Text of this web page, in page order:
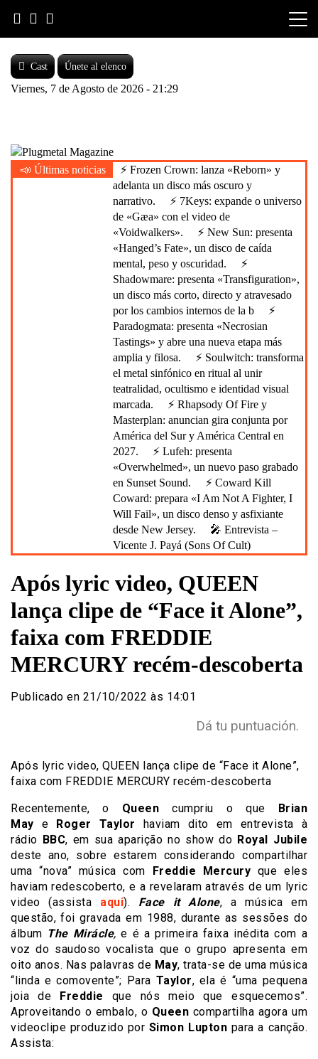
content
Cast Únete al elenco
Viernes, 7 de Agosto de 2026 - 21:29
Plugmetal Magazine
Heavy Metal is Life
📣 Últimas noticias
⚡ Frozen Crown: lanza «Reborn» y
adelanta un disco más oscuro y
narrativo.
⚡ 7Keys: expande o universo
de «Gæa» con el video de
«Voidwalkers».
⚡ New Sun: presenta
«Hanged’s Fate», un disco de caída
mental, peso y oscuridad.
⚡
Shadowmare: presenta «Transfiguration»,
un disco más corto, directo y atravesado
por los cambios internos de la b
⚡
Paradogmata: presenta «Necrosian
Tastings» y abre una nueva etapa más
amplia y filosa.
⚡ Soulwitch: transforma
el metal sinfónico en ritual al unir
teatralidad, ocultismo e identidad visual
marcada.
⚡ Rhapsody Of Fire y
Masterplan: anuncian gira conjunta por
América del Sur y América Central en
2027.
⚡ Lufeh: presenta
«Overwhelmed», un nuevo paso grabado
en Sunset Sound.
⚡ Coward Kill
Coward: prepara «I Am Not A Fighter, I
Will Fail», un disco denso y asfixiante
desde New Jersey.
🎤 Entrevista –
Vicente J. Payá (Sons Of Cult)
Após lyric video, QUEEN
lança clipe de “Face it Alone”,
faixa com FREDDIE
MERCURY recém-descoberta
Publicado en 21/10/2022 às 14:01
Dá tu puntuación.
Após lyric video, QUEEN lança clipe de “Face it Alone”,
faixa com FREDDIE MERCURY recém-descoberta
Recentemente, o Queencumpriu o que Brian
May e Roger Taylor haviam dito em entrevista à
rádio BBC, em sua aparição no show do Royal Jubile
deste ano, sobre estarem considerando compartilhar
uma “nova” música com Freddie Mercury que eles
haviam redescoberto, e a revelaram através de um lyric
video (assista aqui). Face it Alone, a música em
questão, foi gravada em 1988, durante as sessões do
álbum The Mirácle,e é a primeira faixa inédita com a
voz do saudoso vocalista que o grupo apresenta em
oito anos. Nas palavras de May, trata-se de uma música
“linda e comovente”; Para Taylor, ela é “uma pequena
joia de Freddie que nós meio que esquecemos”.
Aproveitando o embalo, o Queen compartilha agora um
videoclipe produzido por Simon Lupton para a canção.
Assista: